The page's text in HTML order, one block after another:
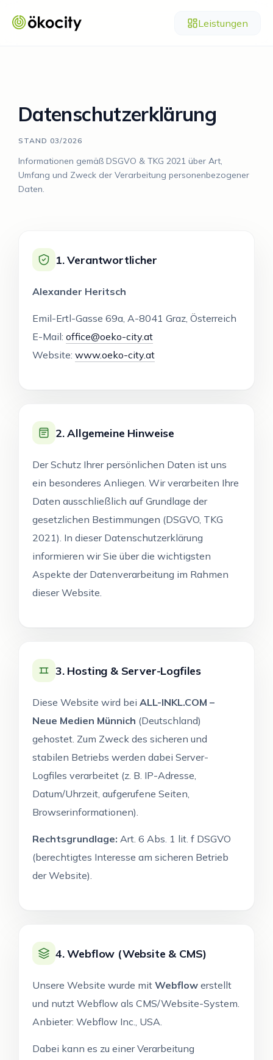
Leistungen
Datenschutzerklärung
STAND 03/2026
Informationen gemäß DSGVO & TKG 2021 über Art,
Umfang und Zweck der Verarbeitung personenbezogener
Daten.
1. Verantwortlicher
Alexander Heritsch
Emil-Ertl-Gasse 69a, A-8041 Graz, Österreich
E-Mail: office@oeko-city.at
Website: www.oeko-city.at
2. Allgemeine Hinweise
Der Schutz Ihrer persönlichen Daten ist uns
ein besonderes Anliegen. Wir verarbeiten Ihre
Daten ausschließlich auf Grundlage der
gesetzlichen Bestimmungen (DSGVO, TKG
2021). In dieser Datenschutzerklärung
informieren wir Sie über die wichtigsten
Aspekte der Datenverarbeitung im Rahmen
dieser Website.
3. Hosting & Server-Logfiles
Diese Website wird bei ALL-INKL.COM –
Neue Medien Münnich (Deutschland)
gehostet. Zum Zweck des sicheren und
stabilen Betriebs werden dabei Server-
Logfiles verarbeitet (z. B. IP-Adresse,
Datum/Uhrzeit, aufgerufene Seiten,
Browserinformationen).
Rechtsgrundlage: Art. 6 Abs. 1 lit. f DSGVO
(berechtigtes Interesse am sicheren Betrieb
der Website).
4. Webflow (Website & CMS)
Unsere Website wurde mit Webflow erstellt
und nutzt Webflow als CMS/Website-System.
Anbieter: Webflow Inc., USA.
Dabei kann es zu einer Verarbeitung